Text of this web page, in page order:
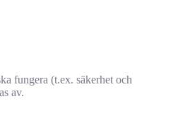
fungera (t.ex. säkerhet och
av.